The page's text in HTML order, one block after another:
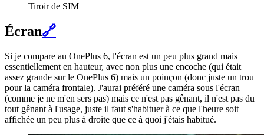
Tiroir de SIM
Écran🔗
Si je compare au OnePlus 6, l'écran est un peu plus grand mais
essentiellement en hauteur, avec non plus une encoche (qui était
assez grande sur le OnePlus 6) mais un poinçon (donc juste un trou
pour la caméra frontale). J'aurai préféré une caméra sous l'écran
(comme je ne m'en sers pas) mais ce n'est pas gênant, il n'est pas du
tout gênant à l'usage, juste il faut s'habituer à ce que l'heure soit
affichée un peu plus à droite que ce à quoi j'étais habitué.